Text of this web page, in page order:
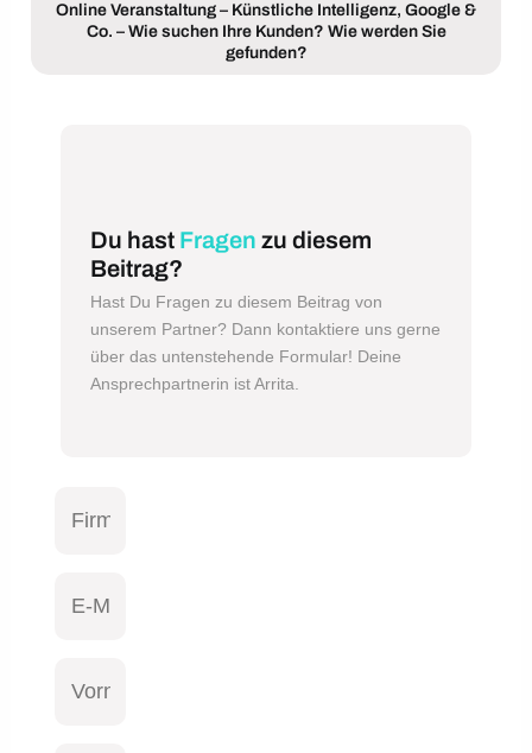
Online Veranstaltung – Künstliche Intelligenz, Google &
Co. – Wie suchen Ihre Kunden? Wie werden Sie
gefunden?
Du hast Fragen zu diesem
Beitrag?
Hast Du Fragen zu diesem Beitrag von
unserem Partner? Dann kontaktiere uns gerne
über das untenstehende Formular! Deine
Ansprechpartnerin ist Arrita.